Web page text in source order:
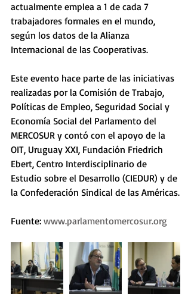
actualmente emplea a 1 de cada 7
trabajadores formales en el mundo,
según los datos de la Alianza
Internacional de las Cooperativas.
Este evento hace parte de las iniciativas
realizadas por la Comisión de Trabajo,
Políticas de Empleo, Seguridad Social y
Economía Social del Parlamento del
MERCOSUR y contó con el apoyo de la
OIT, Uruguay XXI, Fundación Friedrich
Ebert, Centro Interdisciplinario de
Estudio sobre el Desarrollo (CIEDUR) y de
la Confederación Sindical de las Américas.
Fuente: www.parlamentomercosur.org